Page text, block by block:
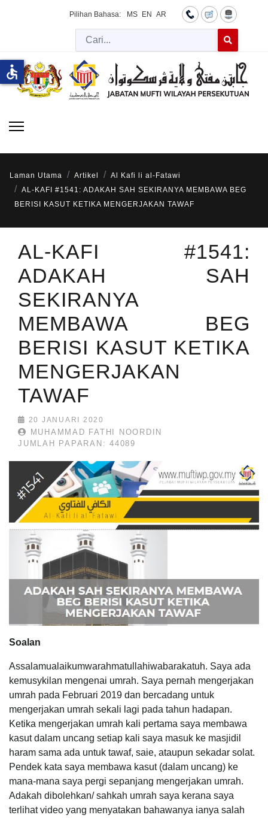
Pilihan Bahasa: MS EN AR
Cari
Laman Utama Artikel
Al Kafi li al-Fatawi
AL-KAFI #1541: ADAKAH SAH SEKIRANYA MEMBAWA BEG
BERISI KASUT KETIKA MENGERJAKAN TAWAF
AL-KAFI #1541:
ADAKAH SAH
SEKIRANYA
MEMBAWA BEG
BERISI KASUT KETIKA
MENGERJAKAN
TAWAF
20 JANUARI 2020
MUHAMMAD FATHI NOORDIN
JUMLAH PAPARAN: 44089
Soalan
Assalamualaikumwarahmatullahiwabarakatuh. Saya ada
kemusykilan mengenai umrah. Saya pernah mengerjakan
umrah pada Februari 2019 dan bercadang untuk
mengerjakan umrah sekali lagi pada tahun hadapan.
Ketika mengerjakan umrah kali pertama saya membawa
kasut dalam uncang setiap kali saya masuk ke masjidil
haram sama ada untuk tawaf, saie, ataupun sekadar solat.
Pendek kata saya membawa kasut (dalam uncang) ke
mana-mana saya pergi sepanjang mengerjakan umrah.
Adakah dibolehkan/ sahkah umrah saya kerana saya
terlihat video yang menyatakan bahawanya ianya salah
accessible